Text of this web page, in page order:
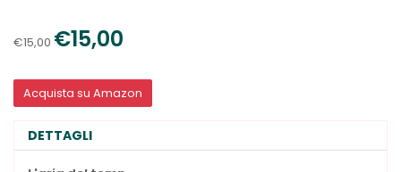
€15,00 €15,00
Acquista su Amazon
DETTAGLI